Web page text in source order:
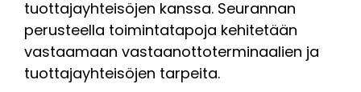
tuottajayhteisöjen kanssa. Seurannan
perusteella toimintatapoja kehitetään
vastaamaan vastaanottoterminaalien ja
tuottajayhteisöjen tarpeita.